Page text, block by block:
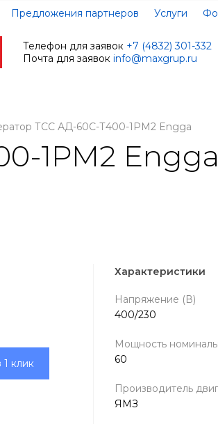
Предложения партнеров Услуги
Телефон для заявок +7 (4832) 301-332
Почта для заявок info@maxgrup.ru
ТСС АД-60С-Т400-1РМ2 Engga
1РМ2 Engga
Характеристики
Напряжение (В)
400/230
Мощность
60
Производитель
ЯМЗ
1 клик